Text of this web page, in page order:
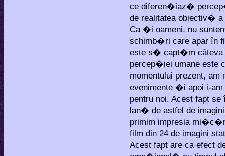
ce diferen�iaz�
de realitatea obiectiv� a
Ca �i oameni, nu
schimb�ri care apar în
este s� capt�m câteva
percep�iei umane este
momentului prezent,
evenimente �i apoi i-
pentru noi. Acest fapt
lan� de astfel de
primim impresia
film din 24 de imagini
Acest fapt are ca efect